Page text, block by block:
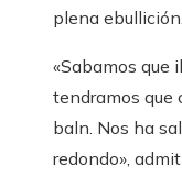
plena ebullición.
«Sabamos que
tendramos que
baln. Nos ha
redondo»,